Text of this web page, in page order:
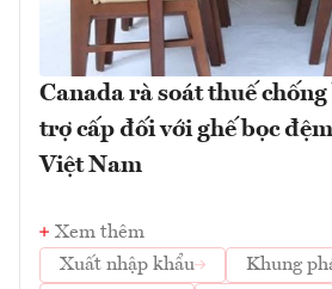
Canada rà soát thuế
trợ cấp đối với ghế bọc
Việt Nam
Xem thêm
Xuất nhập khẩu
Khung